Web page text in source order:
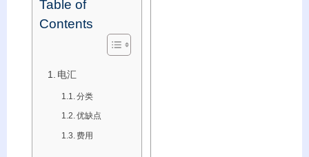
Table of
Contents
电汇
分类
优缺点
费用